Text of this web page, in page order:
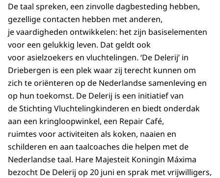
De taal spreken, een zinvolle dagbesteding hebben,
gezellige contacten hebben met anderen,
je vaardigheden ontwikkelen: het zijn basiselementen
voor een gelukkig leven. Dat geldt ook
voor asielzoekers en vluchtelingen. ‘De Delerij’ in
Driebergen is een plek waar zij terecht kunnen om
zich te oriënteren op de Nederlandse samenleving en
op hun toekomst. De Delerij is een initiatief van
de Stichting Vluchtelingkinderen en biedt onderdak
aan een kringloopwinkel, een Repair Café,
ruimtes voor activiteiten als koken, naaien en
schilderen en aan taalcoaches die helpen met de
Nederlandse taal. Hare Majesteit Koningin Máxima
bezocht De Delerij op 20 juni en sprak met vrijwilligers,